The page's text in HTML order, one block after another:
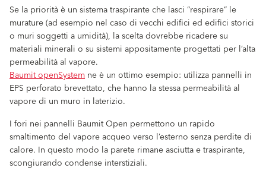
Se la priorità è un sistema traspirante che lasci “respirare” le
murature (ad esempio nel caso di vecchi edifici ed edifici storici
o muri soggetti a umidità), la scelta dovrebbe ricadere su
materiali minerali o su sistemi appositamente progettati per l’alta
permeabilità al vapore.
Baumit openSystem ne è un ottimo esempio: utilizza pannelli in
EPS perforato brevettato, che hanno la stessa permeabilità al
vapore di un muro in laterizio.
I fori nei pannelli Baumit Open permettono un rapido
smaltimento del vapore acqueo verso l’esterno senza perdite di
calore. In questo modo la parete rimane asciutta e traspirante,
scongiurando condense interstiziali.